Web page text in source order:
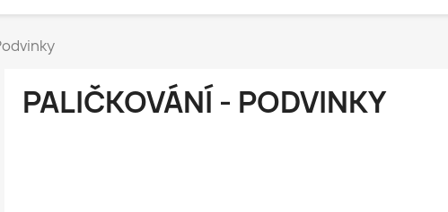
PALIČKOVÁNÍ - PODVINKY